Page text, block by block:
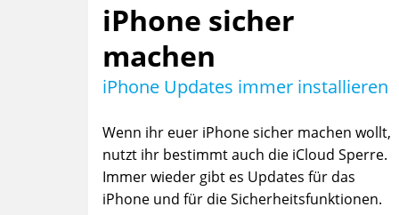
iPhone sicher
machen
iPhone Updates immer installieren
Wenn ihr euer iPhone sicher machen wollt,
nutzt ihr bestimmt auch die iCloud Sperre.
Immer wieder gibt es Updates für das
iPhone und für die Sicherheitsfunktionen.